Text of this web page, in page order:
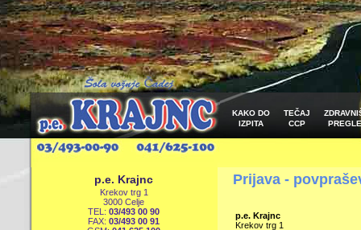
KAKO DO
IZPITA
TEČAJ
CCP
p.e. Krajnc
Krekov trg 1
3000 Celje
TEL:03/493 00 90
FAX:03/493 00 91
Prijava -
p.e. Krajnc
Krekov trg 1